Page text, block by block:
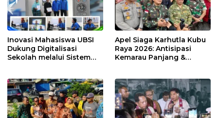
Inovasi Mahasiswa UBSI
Dukung Digitalisasi
Sekolah melalui Sistem
Apel Siaga Karhutla Kubu
Raya 2026: Antisipasi
Kemarau Panjang &